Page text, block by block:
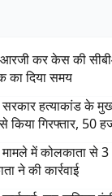
आरजी कर केस की
का दिया समय
सरकार हत्याकांड के
किया गिरफ्तार, 50
में कोलकाता से 3
ने की कार्रवाई